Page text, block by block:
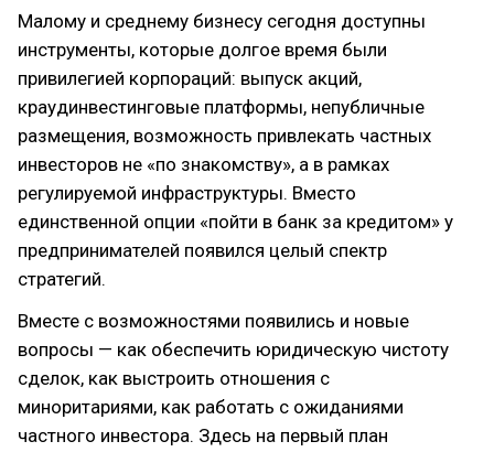
Малому и среднему бизнесу сегодня доступны
инструменты, которые долгое время были
привилегией корпораций: выпуск акций,
краудинвестинговые платформы, непубличные
размещения, возможность привлекать частных
инвесторов не «по знакомству», а в рамках
регулируемой инфраструктуры. Вместо
единственной опции «пойти в банк за кредитом» у
предпринимателей появился целый спектр
стратегий.
Вместе с возможностями появились и новые
вопросы — как обеспечить юридическую чистоту
сделок, как выстроить отношения с
миноритариями, как работать с ожиданиями
частного инвестора. Здесь на первый план